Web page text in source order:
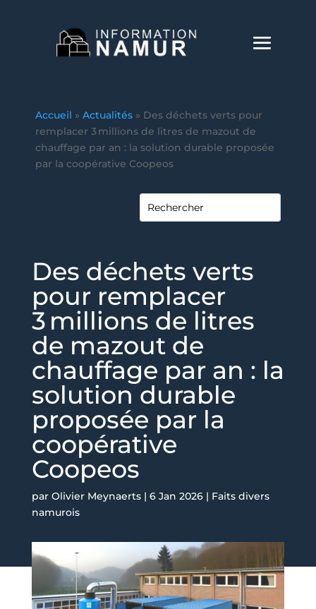
Accueil » Actualités » Des déchets verts pour
remplacer 3 millions de litres de mazout de
chauffage par an : la solution durable proposée
par la coopérative Coopeos
Des déchets verts
pour remplacer
3 millions de litres
de mazout de
chauffage par an : la
solution durable
proposée par la
coopérative
Coopeos
par Olivier Meynaerts| 6 Jan 2026| Faits divers
namurois